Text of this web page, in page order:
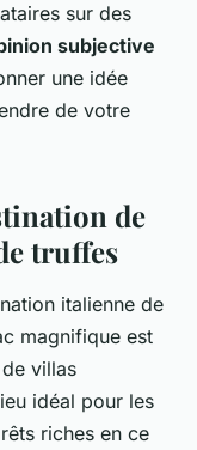
sur des
subjective
une idée
de votre
de
truffes
italienne de
magnifique est
villas
idéal pour les
riches en ce